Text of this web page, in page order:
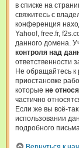
в списке на
свяжитесь с
конференция
Yahoo!, free.fr,
данного домена.
контроля над
ответственности
Не обращайтесь к
приостановке
которые не
частично
Если же вы всё-
использовании
подробного